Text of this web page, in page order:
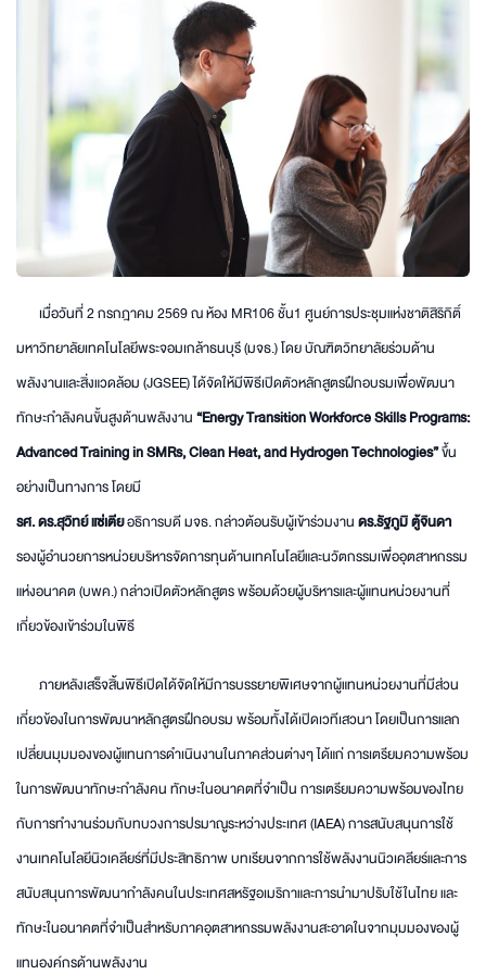
เมื่อวันที่ 2 กรกฎาคม 2569 ณ ห้อง MR106 ชั้น1 ศูนย์การประชุมแห่งชาติสิริกิติ์
มหาวิทยาลัยเทคโนโลยีพระจอมเกล้าธนบุรี (มจธ.) โดย บัณฑิตวิทยาลัยร่วมด้าน
พลังงานและสิ่งแวดล้อม (JGSEE) ได้จัดให้มีพิธีเปิดตัวหลักสูตรฝึกอบรมเพื่อพัฒนา
ทักษะกำลังคนขั้นสูงด้านพลังงาน“Energy Transition Workforce Skills Programs:
Advanced Training in SMRs, Clean Heat, and Hydrogen Technologies”ขึ้น
อย่างเป็นทางการ โดยมี
รศ. ดร.สุวิทย์ แซ่เตียอธิการบดี มจธ. กล่าวต้อนรับผู้เข้าร่วมงานดร.รัฐภูมิ ตู้จินดา
รองผู้อำนวยการหน่วยบริหารจัดการทุนด้านเทคโนโลยีและนวัตกรรมเพื่ออุตสาหกรรม
แห่งอนาคต (บพค.) กล่าวเปิดตัวหลักสูตร พร้อมด้วยผู้บริหารและผู้แทนหน่วยงานที่
เกี่ยวข้องเข้าร่วมในพิธี
ภายหลังเสร็จสิ้นพิธีเปิดได้จัดให้มีการบรรยายพิเศษจากผู้แทนหน่วยงานที่มีส่วน
เกี่ยวข้องในการพัฒนาหลักสูตรฝึกอบรม พร้อมทั้งได้เปิดเวทีเสวนา โดยเป็นการแลก
เปลี่ยนมุมมองของผู้แทนการดำเนินงานในภาคส่วนต่างๆ ได้แก่ การเตรียมความพร้อม
ในการพัฒนาทักษะกำลังคน ทักษะในอนาคตที่จำเป็น การเตรียมความพร้อมของไทย
กับการทำงานร่วมกับทบวงการปรมาณูระหว่างประเทศ (IAEA) การสนับสนุนการใช้
งานเทคโนโลยีนิวเคลียร์ที่มีประสิทธิภาพ บทเรียนจากการใช้พลังงานนิวเคลียร์และการ
สนับสนุนการพัฒนากำลังคนในประเทศสหรัฐอเมริกาและการนำมาปรับใช้ในไทย และ
ทักษะในอนาคตที่จำเป็นสำหรับภาคอุตสาหกรรมพลังงานสะอาดในจากมุมมองของผู้
แทนองค์กรด้านพลังงาน